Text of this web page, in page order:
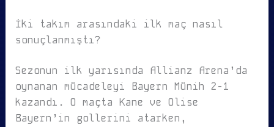
İki takım arasındaki ilk maç nasıl
sonuçlanmıştı?
Sezonun ilk yarısında Allianz Arena’da
oynanan mücadeleyi Bayern Münih 2-1
kazandı. O maçta Kane ve Olise
Bayern’in gollerini atarken,